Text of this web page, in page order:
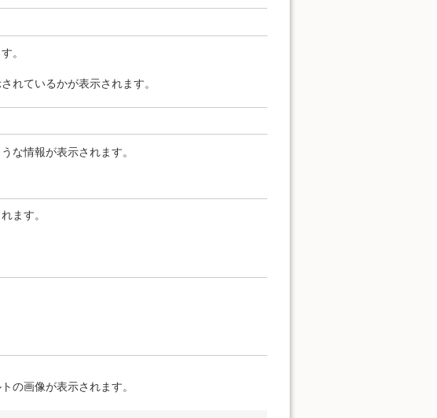
。
れているかが表示されます。
な情報が表示されます。
ます。
の画像が表示されます。